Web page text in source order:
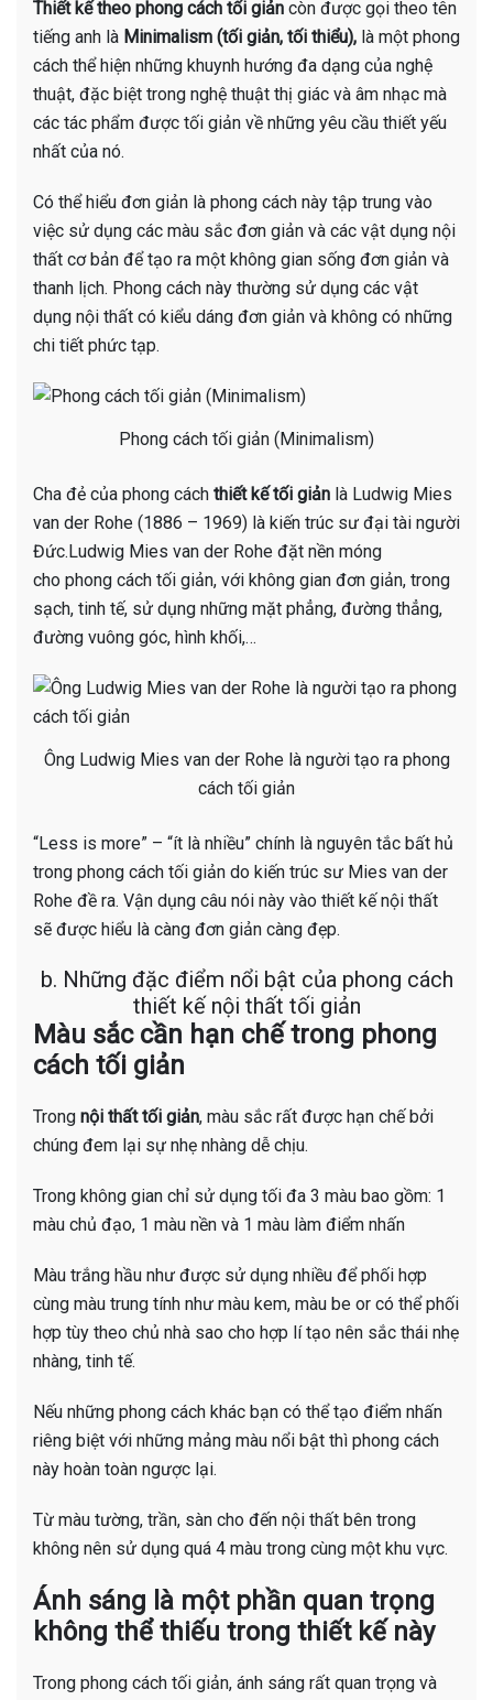
Thiết kế theo phong cách tối giản còn được gọi theo tên
tiếng anh là Minimalism (tối giản, tối thiểu), là một phong
cách thể hiện những khuynh hướng đa dạng của nghệ
thuật, đặc biệt trong nghệ thuật thị giác và âm nhạc mà
các tác phẩm được tối giản về những yêu cầu thiết yếu
nhất của nó.
Có thể hiểu đơn giản là phong cách này tập trung vào
việc sử dụng các màu sắc đơn giản và các vật dụng nội
thất cơ bản để tạo ra một không gian sống đơn giản và
thanh lịch. Phong cách này thường sử dụng các vật
dụng nội thất có kiểu dáng đơn giản và không có những
chi tiết phức tạp.
Phong cách tối giản (Minimalism)
Cha đẻ của phong cách thiết kế tối giản là Ludwig Mies
van der Rohe (1886 – 1969) là kiến trúc sư đại tài người
Đức.Ludwig Mies van der Rohe đặt nền móng
cho phong cách tối giản, với không gian đơn giản, trong
sạch, tinh tế, sử dụng những mặt phẳng, đường thẳng,
đường vuông góc, hình khối,…
Ông Ludwig Mies van der Rohe là người tạo ra phong
cách tối giản
“Less is more” – “ít là nhiều” chính là nguyên tắc bất hủ
trong phong cách tối giản do kiến trúc sư Mies van der
Rohe đề ra. Vận dụng câu nói này vào thiết kế nội thất
sẽ được hiểu là càng đơn giản càng đẹp.
b. Những đặc điểm nổi bật của phong cách
thiết kế nội thất tối giản
Màu sắc cần hạn chế trong phong
cách tối giản
Trong nội thất tối giản, màu sắc rất được hạn chế bởi
chúng đem lại sự nhẹ nhàng dễ chịu.
Trong không gian chỉ sử dụng tối đa 3 màu bao gồm: 1
màu chủ đạo, 1 màu nền và 1 màu làm điểm nhấn
Màu trắng hầu như được sử dụng nhiều để phối hợp
cùng màu trung tính như màu kem, màu be or có thể phối
hợp tùy theo chủ nhà sao cho hợp lí tạo nên sắc thái nhẹ
nhàng, tinh tế.
Nếu những phong cách khác bạn có thể tạo điểm nhấn
riêng biệt với những mảng màu nổi bật thì phong cách
này hoàn toàn ngược lại.
Từ màu tường, trần, sàn cho đến nội thất bên trong
không nên sử dụng quá 4 màu trong cùng một khu vực.
Ánh sáng là một phần quan trọng
không thể thiếu trong thiết kế này
Trong phong cách tối giản, ánh sáng rất quan trọng và